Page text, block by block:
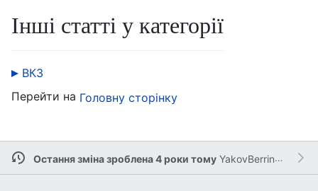
Інші статті у категорії
ВКЗ
Перейти на Головну сторінку
Остання зміна зроблена 4 роки тому YakovBerringer